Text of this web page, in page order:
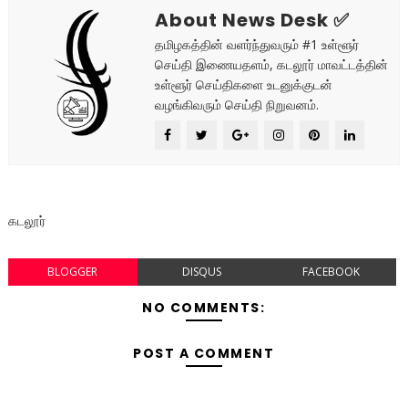
About News Desk ✅
தமிழகத்தின் வளர்ந்துவரும் #1 உள்ளூர்
செய்தி இணையதளம், கடலூர் மாவட்டத்தின்
உள்ளூர் செய்திகளை உடனுக்குடன்
வழங்கிவரும் செய்தி நிறுவனம்.
கடலூர்
BLOGGER DISQUS FACEBOOK
NO COMMENTS:
POST A COMMENT